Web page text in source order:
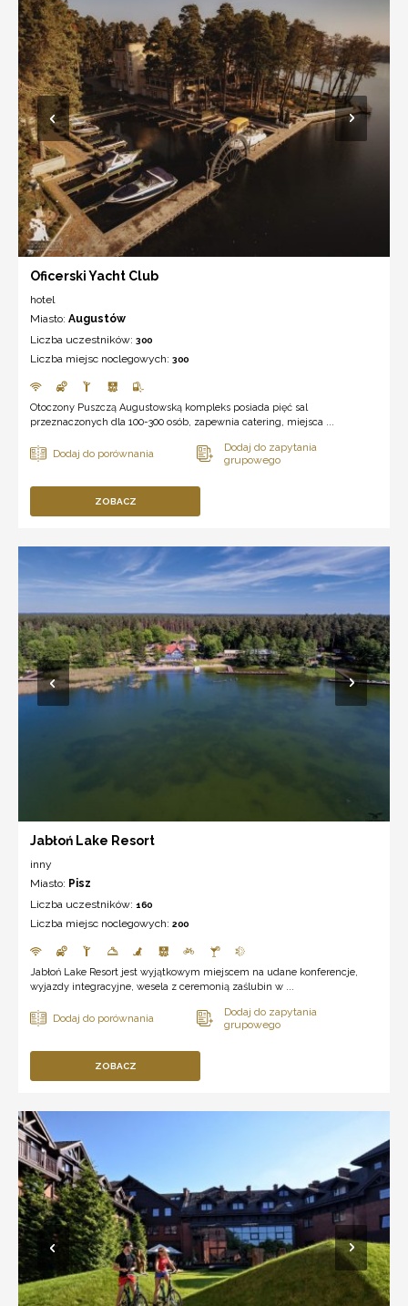
Oficerski Yacht Club
hotel
Miasto: Augustów
Liczba uczestników: 300
Liczba miejsc noclegowych: 300
Otoczony Puszczą Augustowską kompleks posiada pięć sal
przeznaczonych dla 100-300 osób, zapewnia catering, miejsca ...
ZOBACZ
Jabłoń Lake Resort
inny
Miasto: Pisz
Liczba uczestników: 160
Liczba miejsc noclegowych: 200
Jabłoń Lake Resort jest wyjątkowym miejscem na udane konferencje,
wyjazdy integracyjne, wesela z ceremonią zaślubin w ...
ZOBACZ